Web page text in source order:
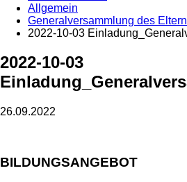
Allgemein
Generalversammlung des
2022-10-03
2022-10-03
26.09.2022
BILDUNGSANGEBOT